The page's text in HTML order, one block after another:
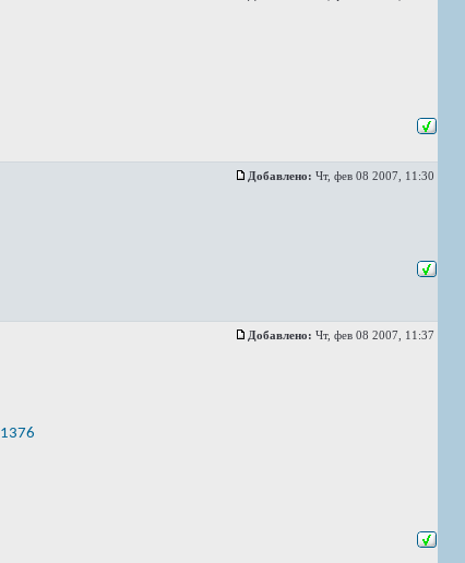
Добавлено: Чт, фев 08 2007, 11:30
Добавлено: Чт, фев 08 2007, 11:37